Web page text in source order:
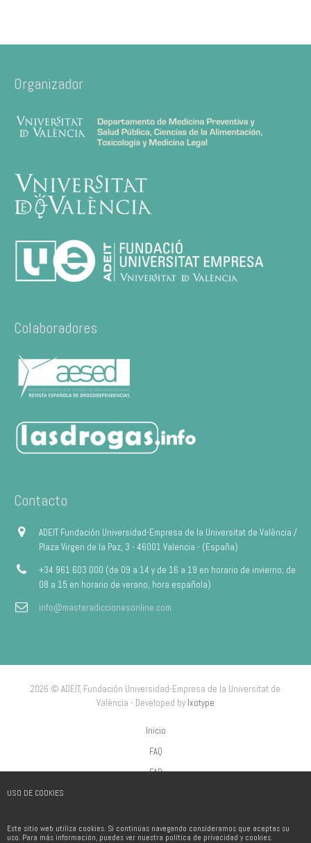
USO DE COOKIES
Este sitio web utiliza cookies. Si continúas navegando consideramos que aceptas su
uso. Para más información, puedes ver nuestra política de privacidad y cookies.
Organizador
Colaboradores
Contacto
ADEIT Fundación Universidad-Empresa de la Universitat de València /
Plaza Virgen de la Paz, 3 - 46001 Valencia - (España)
+34 961 603 000 (de 09 a 14 y de 16 a 19 en horario de invierno; de
08 a 15 en horario de verano, hora española)
info@masteradiccionesonline.com
2026 © ADEIT, Fundación Universidad-Empresa de la Universitat de
València - Developed by Ixotype
Inicio
FAQ
FAP
Política de Cookies